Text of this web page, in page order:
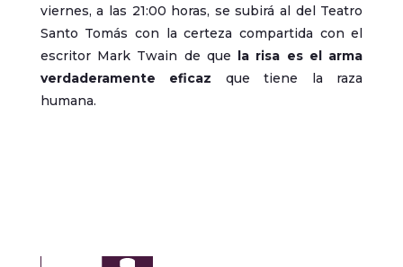
viernes, a las 21:00 horas, se subirá al del Teatro
Santo Tomás con la certeza compartida con el
escritor Mark Twain de que la risa es el arma
verdaderamente eficaz que tiene la raza
humana.